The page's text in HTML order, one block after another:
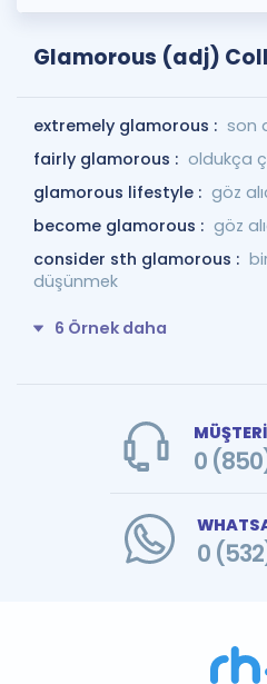
Glamorous (adj)
extremely glamorous : son
fairly glamorous : oldukça
glamorous lifestyle : göz
become glamorous : göz
consider sth glamorous :
düşünmek
6 Örnek daha
0
0